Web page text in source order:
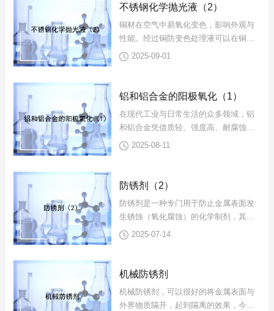
不锈钢化学抛光液（2）
铜材在空气中易氧化变色，影响外观与
性能。经过铜防变色处理液可以在铜表
面形成致密保护膜，阻止氧气、水汽等
2025-09-01
铝和铝合金的阳极氧化（1）
在现代工业与日常生活的众多领域，铝
和铝合金凭借质轻、强度高、耐腐蚀等
特性，已然成为不可或缺的材料。然
2025-08-11
防锈剂（2）
防锈剂是一种专门用于防止金属表面发
生锈蚀（氧化腐蚀）的化学制剂，其核
心作用是通过物理或化学方式隔绝金属
2025-07-14
机械防锈剂
机械防锈剂，可以很好的将金属表面与
外界物质隔开，起到隔离的效果，今天